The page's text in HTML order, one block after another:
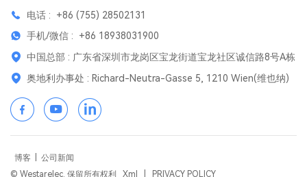
电话 : +86 (755) 28502131
手机/微信 : +86 18938031900
中国总部 : 广东省深圳市龙岗区宝龙街道宝龙社区诚信路8号A栋
奥地利办事处 : Richard-Neutra-Gasse 5, 1210 Wien(维也纳)
博客
公司新闻
© Westarelec. 保留所有权利
Xml PRIVACY POLICY